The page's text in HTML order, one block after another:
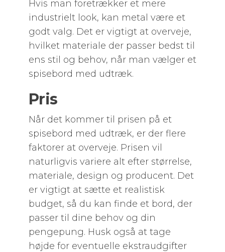
Hvis man foretrækker et mere
industrielt look, kan metal være et
godt valg. Det er vigtigt at overveje,
hvilket materiale der passer bedst til
ens stil og behov, når man vælger et
spisebord med udtræk.
Pris
Når det kommer til prisen på et
spisebord med udtræk, er der flere
faktorer at overveje. Prisen vil
naturligvis variere alt efter størrelse,
materiale, design og producent. Det
er vigtigt at sætte et realistisk
budget, så du kan finde et bord, der
passer til dine behov og din
pengepung. Husk også at tage
højde for eventuelle ekstraudgifter